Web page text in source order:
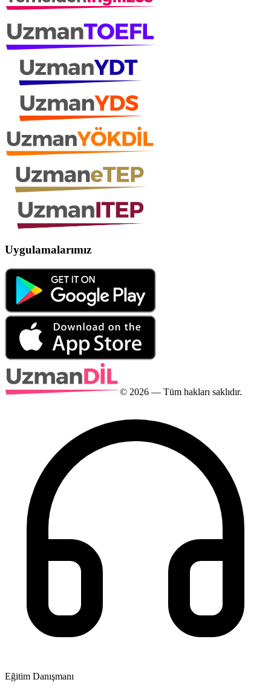
Uygulamalarımız
© 2026 — Tüm hakları saklıdır.
Eğitim Danışmanı